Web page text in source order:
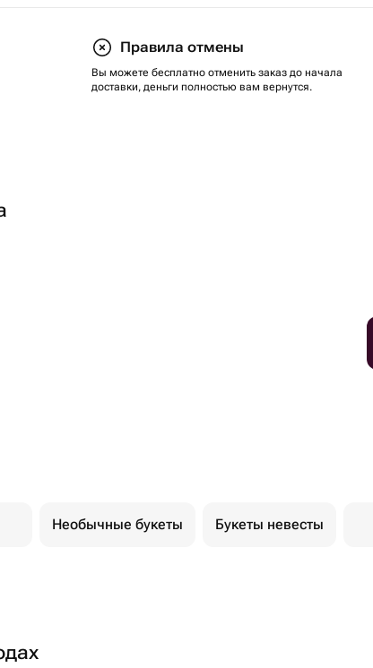
Правила отмены
Вы можете бесплатно отменить заказ до начала
доставки, деньги полностью вам вернутся.
Необычные букеты Букеты невесты